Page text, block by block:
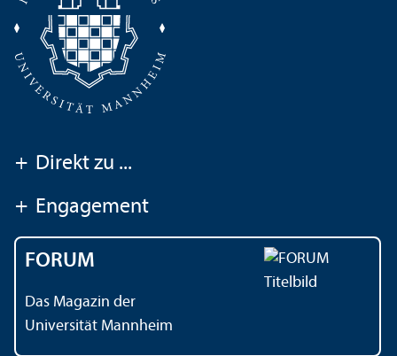
+ Direkt zu ...
+ Engagement
FORUM
Das Magazin der
Universität Mannheim